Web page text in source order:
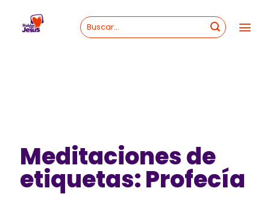
content
Meditaciones de
etiquetas: Profecía